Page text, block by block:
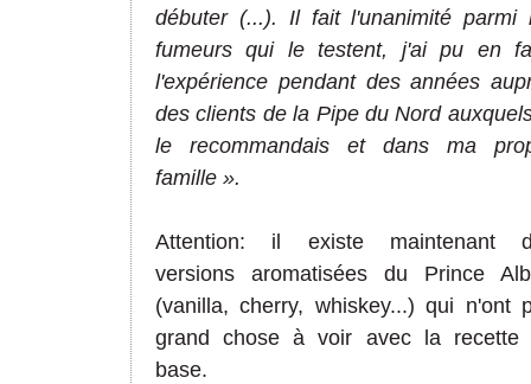
débuter (...). Il fait l'unanimité parmi
fumeurs qui le testent, j'ai pu en
l'expérience pendant des années
des clients de la Pipe du Nord
le recommandais et dans ma
famille ».
Attention: il existe maintenant
versions aromatisées du Prince
(vanilla, cherry, whiskey...) qui n'ont
grand chose à voir avec la recette
base.